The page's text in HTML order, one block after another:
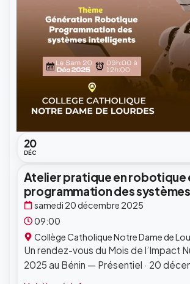
20
DÉC
Atelier pratique en robotique
programmation des systèmes
intelligents
samedi 20 décembre 2025
09:00
Collège Catholique Notre Dame de
Un rendez-vous du Mois de l’Impact
2025 au Bénin — Présentiel · 20